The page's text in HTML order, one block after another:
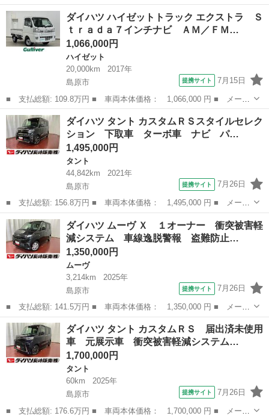
ー名： ダイハツ ■ 車種名： ムーヴ ■ グレード名： Ｇ 届出
済未使用車 元展示車 オートマチックハイビーム ＬＥＤヘッドラ
ンプ 電...
長崎 島原市 ムーヴ
ダイハツ ハイゼットトラック エクストラ Ｓ
ｔｒａｄａ７インチナビ ＡＭ／ＦＭ…
1,066,000円
ハイゼット
20,000km
2017年
島原市
提携サイト 7月15日
■ 支払総額: 109.8万円 ■ 車両本体価格： 1,066,000 円 ■ メーカ
ー名： ダイハツ ■ 車種名： ハイゼットトラック ■ グレード
名： エクストラ Ｓｔｒａｄａ７インチナビ ＡＭ／ＦＭ／ＣＤ／
ＤＶＤ／フ...
長崎 島原市 ハイゼット
ダイハツ タント カスタムＲＳスタイルセレク
ション 下取車 ターボ車 ナビ パ…
1,495,000円
タント
44,842km
2021年
島原市
提携サイト 7月26日
■ 支払総額: 156.8万円 ■ 車両本体価格： 1,495,000 円 ■ メーカ
ー名： ダイハツ ■ 車種名： タント ■ グレード名： カスタム
ＲＳスタイルセレクション 下取車 ターボ車 ナビ パノラマモニ
ター 両...
長崎 島原市 タント
ダイハツ ムーヴ Ｘ １オーナー 衝突被害軽
減システム 車線逸脱警報 盗難防止…
1,350,000円
ムーヴ
3,214km
2025年
島原市
提携サイト 7月26日
■ 支払総額: 141.5万円 ■ 車両本体価格： 1,350,000 円 ■ メーカ
ー名： ダイハツ ■ 車種名： ムーヴ ■ グレード名： Ｘ １オ
ーナー 衝突被害軽減システム 車線逸脱警報 盗難防止 電動格納
ミラー ...
長崎 島原市 ムーヴ
ダイハツ タント カスタムＲＳ 届出済未使用
車 元展示車 衝突被害軽減システム…
1,700,000円
タント
60km
2025年
島原市
提携サイト 7月26日
■ 支払総額: 176.6万円 ■ 車両本体価格： 1,700,000 円 ■ メーカ